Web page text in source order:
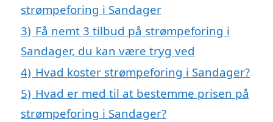
strømpeforing i Sandager
3) Få nemt 3 tilbud på strømpeforing i
Sandager, du kan være tryg ved
4) Hvad koster strømpeforing i Sandager?
5) Hvad er med til at bestemme prisen på
strømpeforing i Sandager?